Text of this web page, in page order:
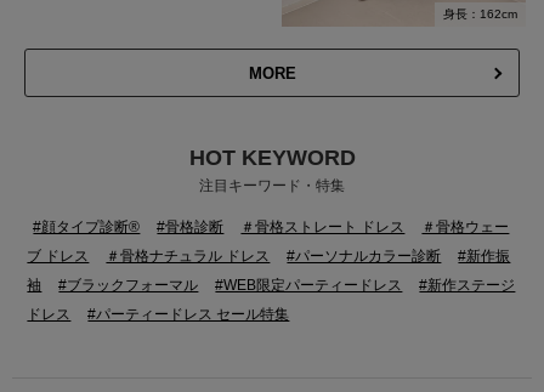
身長：162cm
MORE
HOT KEYWORD
注目キーワード・特集
#顔タイプ診断® #骨格診断 ＃骨格ストレート ドレス
＃骨格ウェー
ブ ドレス
＃骨格ナチュラル ドレス #パーソナルカラー診断
#新作振
袖
#ブラックフォーマル #WEB限定パーティードレス
#新作ステージ
ドレス
#パーティードレス セール特集